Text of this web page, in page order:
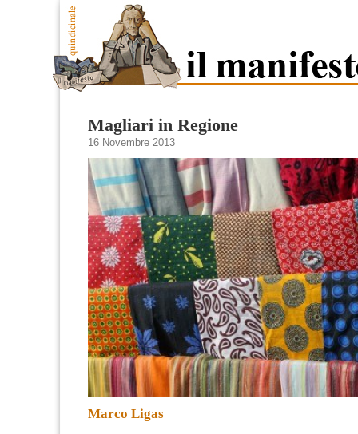
Magliari in Regione
16 Novembre 2013
Marco Ligas